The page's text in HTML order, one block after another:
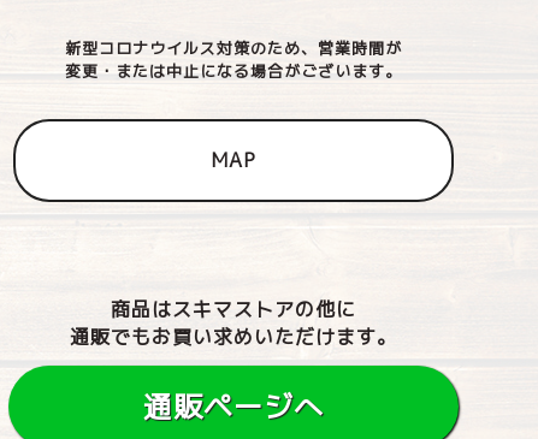
新型コロナウイルス対策のため、営業時間が
変更・または中止になる場合がございます。
MAP
商品はスキマストアの他に
通販でもお買い求めいただけます。
通販ページへ